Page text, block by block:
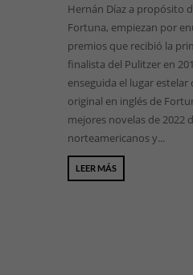
Hernán Díaz a propósito
Fortuna, empiezan por
premios que recibió la
finalista del Pulitzer en
enseguida el lugar estelar
original en inglés de
mejores novelas de 2022
norteamericanos y...
LEER MÁS